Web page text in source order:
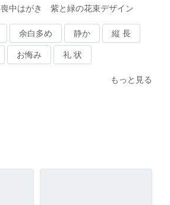
喪中はがき 紫と緑の花束デザイン
余白多め 静か 縦 長
お悔み 礼 状
もっと見る